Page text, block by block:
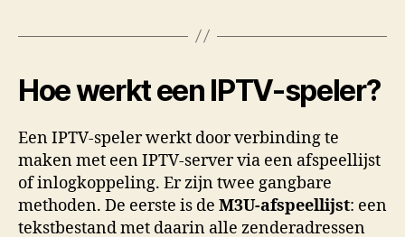
Hoe werkt een IPTV-speler?
Een IPTV-speler werkt door verbinding te
maken met een IPTV-server via een afspeellijst
of inlogkoppeling. Er zijn twee gangbare
methoden. De eerste is de M3U-afspeellijst: een
tekstbestand met daarin alle zenderadressen